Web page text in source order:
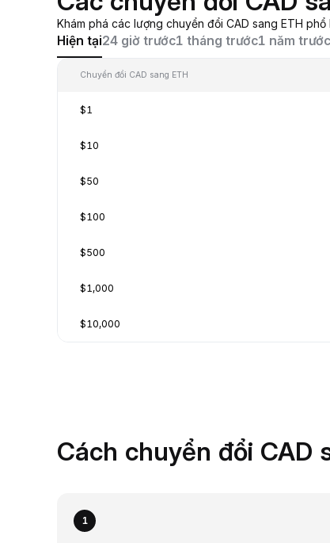
Khám phá các lượng chuyển đổi CAD sang ETH
Hiện tại24 giờ trước1 tháng trước1 năm trước
Chuyển đổi CAD sang ETH
$1
$10
$50
$100
$500
$1,000
$10,000
Cách chuyển đổi CAD
1